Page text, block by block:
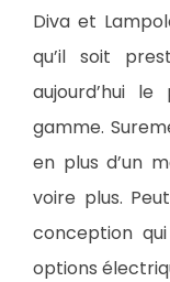
Diva et
qu’il soit
aujourd’hui
gamme.
en plus d’un
voire plus.
conception
options